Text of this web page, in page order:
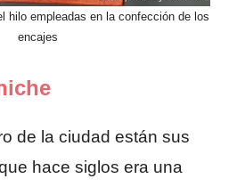
hilo empleadas en la confección de los
encajes
de la ciudad están sus
hace siglos era una